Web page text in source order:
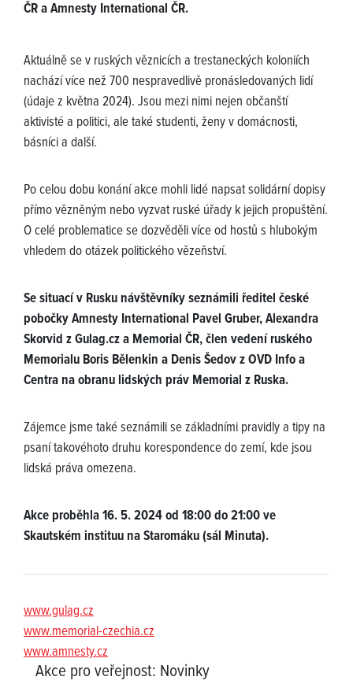
ČR a Amnesty International ČR.
Aktuálně se v ruských věznicích a trestaneckých koloniích
nachází více než 700 nespravedlivě pronásledovaných lidí
(údaje z května 2024). Jsou mezi nimi nejen občanští
aktivisté a politici, ale také studenti, ženy v domácnosti,
básníci a další.
Po celou dobu konání akce mohli lidé napsat solidární dopisy
přímo vězněným nebo vyzvat ruské úřady k jejich propuštění.
O celé problematice se dozvěděli více od hostů s hlubokým
vhledem do otázek politického vězeňství.
Se situací v Rusku návštěvníky seznámili ředitel české
pobočky Amnesty International Pavel Gruber, Alexandra
Skorvid z Gulag.cz a Memorial ČR, člen vedení ruského
Memorialu Boris Bělenkin a Denis Šedov z OVD Info a
Centra na obranu lidských práv Memorial z Ruska.
Zájemce jsme také seznámili se základními pravidly a tipy na
psaní takovéhoto druhu korespondence do zemí, kde jsou
lidská práva omezena.
Akce proběhla 16. 5. 2024 od 18:00 do 21:00 ve
Skautském instituu na Staromáku (sál Minuta).
www.gulag.cz
www.memorial-czechia.cz
www.amnesty.cz
Akce pro veřejnost: Novinky